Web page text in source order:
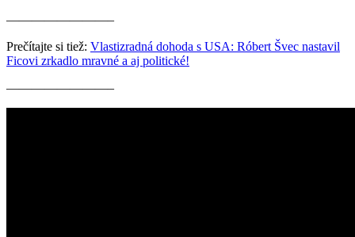
————————–
Prečítajte si tiež: Vlastizradná dohoda s USA: Róbert Švec nastavil
Ficovi zrkadlo mravné a aj politické!
————————–